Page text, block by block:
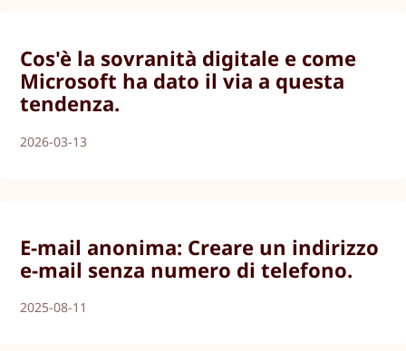
Cos'è la sovranità digitale e come
Microsoft ha dato il via a questa
tendenza.
2026-03-13
E-mail anonima: Creare un indirizzo
e-mail senza numero di telefono.
2025-08-11